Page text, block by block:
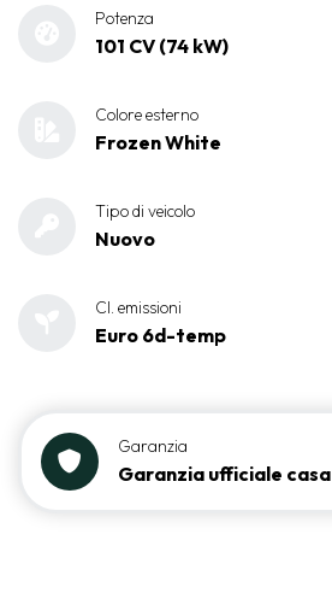
Potenza
101 CV (74 kW)
Colore esterno
Frozen White
Tipo di veicolo
Nuovo
Cl. emissioni
Euro 6d-temp
Garanzia
Garanzia ufficiale casa